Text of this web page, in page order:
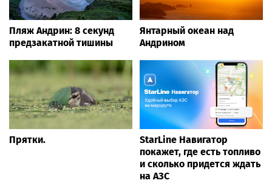
Пляж Андрин: 8 секунд
предзакатной тишины
Янтарный океан над
Андрином
Прятки.
StarLine Навигатор
покажет, где есть топливо
и сколько придется ждать
на АЗС